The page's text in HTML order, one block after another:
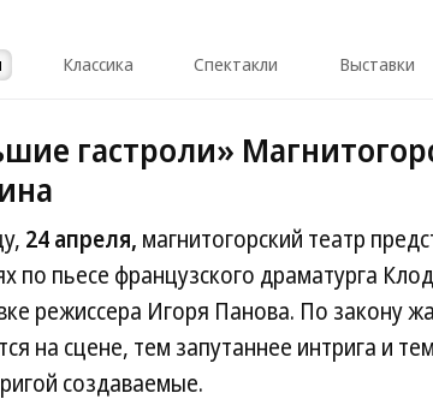
Классика Спектакли Выставки
гастроли»
24 апреля, магнитогорский театр
по пьесе французского драматурга
режиссера Игоря Панова. По закону
на сцене, тем запутаннее интрига и
создаваемые.